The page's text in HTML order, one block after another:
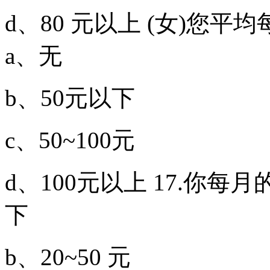
d、80 元以上 (女)您平
a、无
b、50元以下
c、50~100元
d、100元以上 17.你每月
下
b、20~50 元